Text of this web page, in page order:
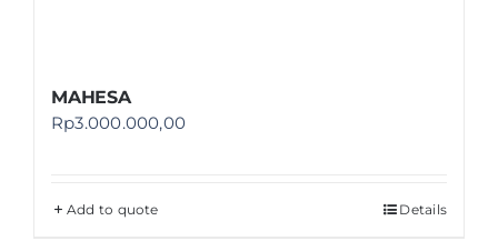
MAHESA
Rp3.000.000,00
Add to quote Details